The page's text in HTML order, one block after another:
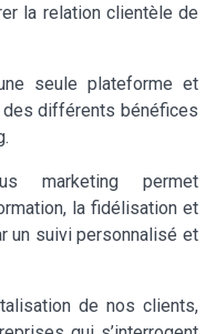
la relation clientèle de
seule plateforme et
des différents bénéfices
marketing permet
la fidélisation et
un suivi personnalisé et
de nos clients,